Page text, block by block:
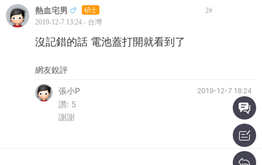
熱血宅男 碩士 2#
2019-12-7 13:24 - 台灣
沒記錯的話 電池蓋打開就看到了
網友銳評
2019-12-7 18:24
張小P
讚: 5
謝謝